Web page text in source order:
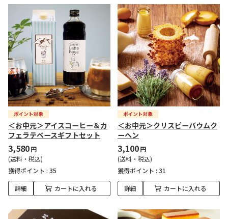
＜お中元＞アイスコーヒー＆カ
フェラテベースギフトセット
3,580円
(送料・税込)
獲得ポイント : 35
詳細 カートに入れる
＜お中元＞クリスピーバウムク
ーヘン
3,100円
(送料・税込)
獲得ポイント : 31
詳細 カートに入れる